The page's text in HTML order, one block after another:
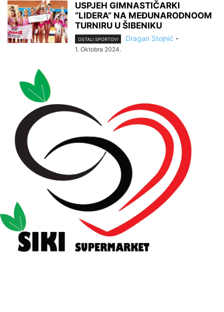
USPJEH GIMNASTIČARKI
“LIDERA” NA MEĐUNARODNOOM
TURNIRU U ŠIBENIKU
OSTALI SPORTOVI Dragan Stojnić -
1. Oktobra 2024.